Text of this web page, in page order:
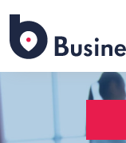
Business